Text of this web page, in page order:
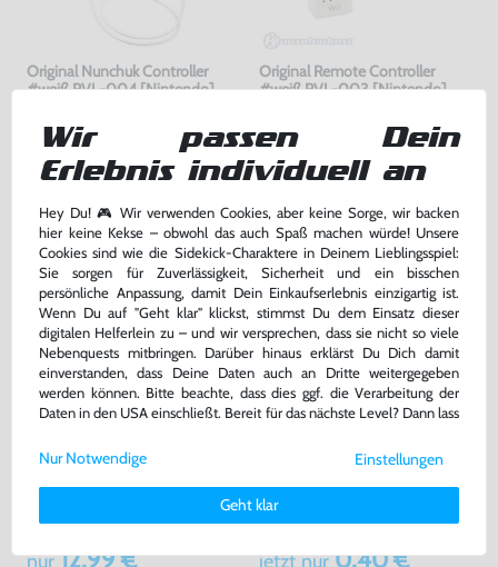
Original Nunchuk Controller
#weiß RVL-004 [Nintendo]
-20% bisher
jetzt nur8,79 €
Original Remote Controller
#weiß RVL-003 [Nintendo]
nur22,99 €
Original Nunchuk Controller
#schwarz [Nintendo]
sehr guter Zustand, gebraucht
nur12,99 €
Original Schutzhülle / Skin /
Sleeve / Cover für Remote
#transp.
gebraucht
jetzt nur0,40 €
Wir passen Dein
Erlebnis individuell an
Hey Du! 🎮 Wir verwenden Cookies, aber keine Sorge, wir backen
hier keine Kekse – obwohl das auch Spaß machen würde! Unsere
Cookies sind wie die Sidekick-Charaktere in Deinem Lieblingsspiel:
Sie sorgen für Zuverlässigkeit, Sicherheit und ein bisschen
persönliche Anpassung, damit Dein Einkaufserlebnis einzigartig ist.
Wenn Du auf "Geht klar" klickst, stimmst Du dem Einsatz dieser
digitalen Helferlein zu – und wir versprechen, dass sie nicht so viele
Nebenquests mitbringen. Darüber hinaus erklärst Du Dich damit
einverstanden, dass Deine Daten auch an Dritte weitergegeben
werden können. Bitte beachte, dass dies ggf. die Verarbeitung der
Daten in den USA einschließt. Bereit für das nächste Level? Dann lass
Weitere Informationen zu den von uns verwendeten Cookies und
Deinen Rechten als Nutzer findest Du in unsererDaten­schutz­
Impressum.
Einstellungen
Geht klar
Nur Notwendige